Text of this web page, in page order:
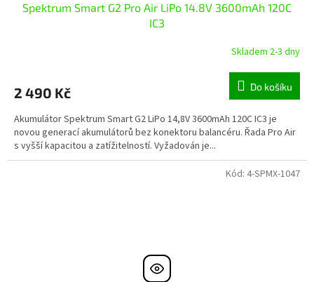
Spektrum Smart G2 Pro Air LiPo 14.8V 3600mAh 120C
IC3
Skladem 2-3 dny
2 490 Kč Do košíku
Akumulátor Spektrum Smart G2 LiPo 14,8V 3600mAh 120C IC3 je
novou generací akumulátorů bez konektoru balancéru. Řada Pro Air
s vyšší kapacitou a zatížitelností. Vyžadován je...
Kód: 4-SPMX-1047